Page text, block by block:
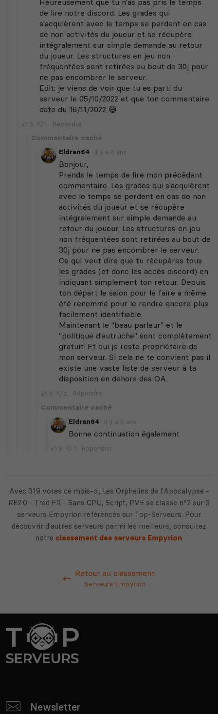
Avec 319 votes ce mois-ci, Les Orphelins de l'Apocalypse -
RE2.0 - Trad FR - Sans CPU, Script, PVE se classe n°2 sur 9
serveurs Empyrion référencés sur Top-Serveurs. Pour
découvrir d'autres serveurs parmi les meilleurs, consultez
notre classement des serveurs Empyrion.
Retour au classement
Serveurs Empyrion
Newsletter